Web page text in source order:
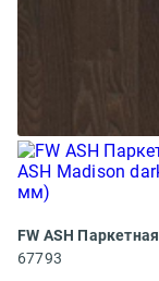
67793